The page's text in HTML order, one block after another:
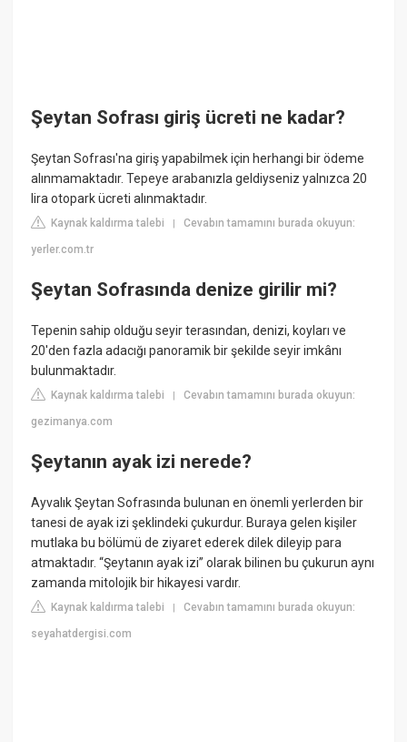
Şeytan Sofrası giriş ücreti ne kadar?
Şeytan Sofrası'na giriş yapabilmek için herhangi bir ödeme
alınmamaktadır. Tepeye arabanızla geldiyseniz yalnızca 20
lira otopark ücreti alınmaktadır.
Kaynak kaldırma talebi |Cevabın tamamını burada okuyun:
yerler.com.tr
Şeytan Sofrasında denize girilir mi?
Tepenin sahip olduğu seyir terasından, denizi, koyları ve
20'den fazla adacığı panoramik bir şekilde seyir imkânı
bulunmaktadır.
Kaynak kaldırma talebi |Cevabın tamamını burada okuyun:
gezimanya.com
Şeytanın ayak izi nerede?
Ayvalık Şeytan Sofrasında bulunan en önemli yerlerden bir
tanesi de ayak izi şeklindeki çukurdur. Buraya gelen kişiler
mutlaka bu bölümü de ziyaret ederek dilek dileyip para
atmaktadır. “Şeytanın ayak izi” olarak bilinen bu çukurun aynı
zamanda mitolojik bir hikayesi vardır.
Kaynak kaldırma talebi |Cevabın tamamını burada okuyun:
seyahatdergisi.com